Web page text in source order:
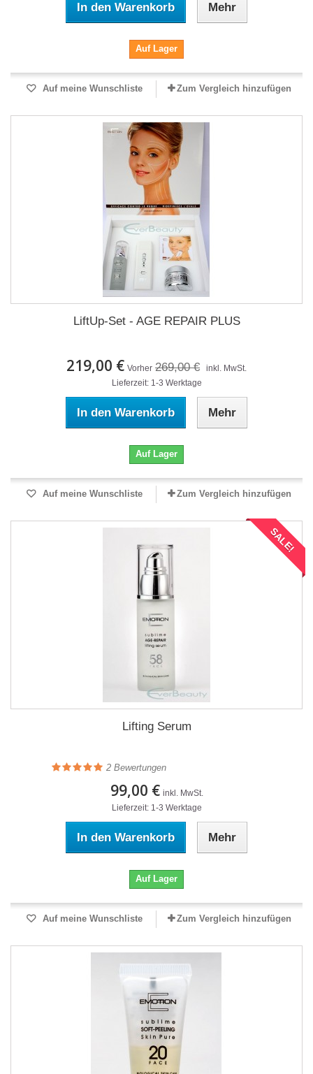
In den Warenkorb Mehr
Auf Lager
Auf meine Wunschliste Zum Vergleich hinzufügen
LiftUp-Set - AGE REPAIR PLUS
219,00 € Vorher 269,00 €
inkl. MwSt.
Lieferzeit: 1-3 Werktage
In den Warenkorb Mehr
Auf Lager
Auf meine Wunschliste Zum Vergleich hinzufügen
SALE!
Lifting Serum
2 Bewertungen
99,00 € inkl. MwSt.
Lieferzeit: 1-3 Werktage
In den Warenkorb Mehr
Auf Lager
Auf meine Wunschliste Zum Vergleich hinzufügen